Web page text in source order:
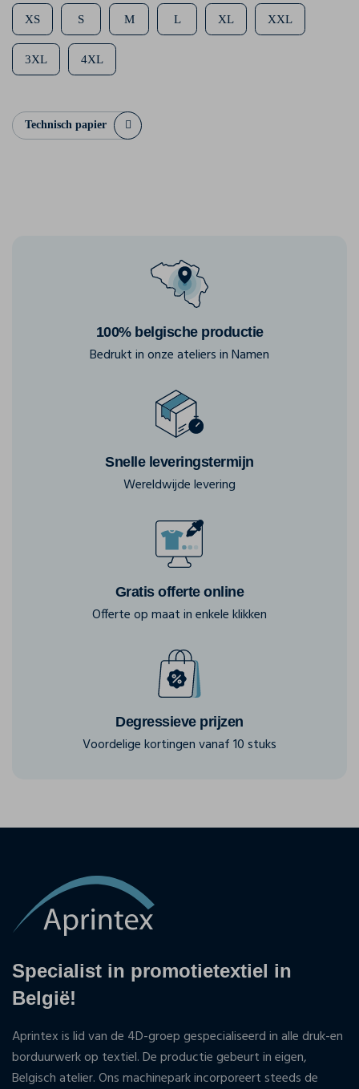
XS S M L XL XXL
3XL 4XL
Technisch papier
100% belgische productie
Bedrukt in onze ateliers in Namen
Snelle leveringstermijn
Wereldwijde levering
Gratis offerte online
Offerte op maat in enkele klikken
Degressieve prijzen
Voordelige kortingen vanaf 10 stuks
Specialist in promotietextiel in
België!
Aprintex is lid van de 4D-groep gespecialiseerd in alle druk-en
borduurwerk op textiel. De productie gebeurt in eigen,
Belgisch atelier. Ons machinepark incorporeert steeds de